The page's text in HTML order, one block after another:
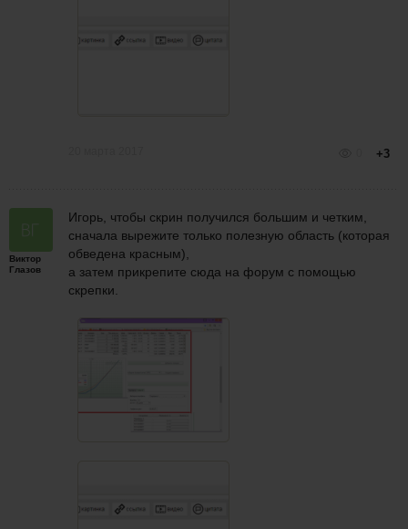
+3
Виктор
Глазов
Игорь, чтобы скрин получился большим и четким,
сначала вырежите только полезную область (которая
обведена красным),
а затем прикрепите сюда на форум с помощью
скрепки.